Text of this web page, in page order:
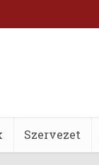
Szervezet